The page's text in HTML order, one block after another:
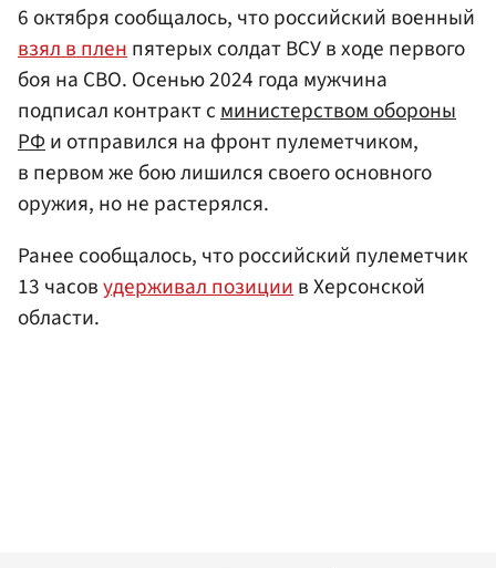
6 октября сообщалось, что российский военный
взял в пленпятерых солдат ВСУ в ходе первого
боя на СВО. Осенью 2024 года мужчина
подписал контракт сминистерством обороны
РФи отправился на фронт пулеметчиком,
в первом же бою лишился своего основного
оружия, но не растерялся.
Ранее сообщалось, что российский пулеметчик
13 часовудерживал позициив Херсонской
области.